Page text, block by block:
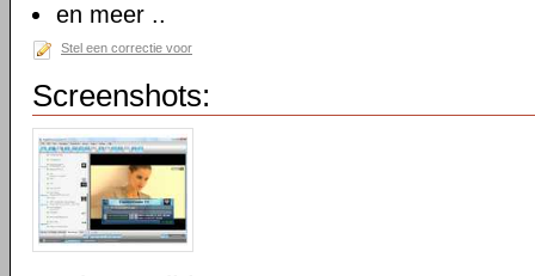
en meer ..
Stel een correctie voor
Screenshots: